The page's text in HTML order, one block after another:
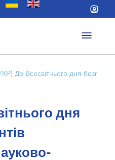
До Всесвітнього дня безпеки
дня